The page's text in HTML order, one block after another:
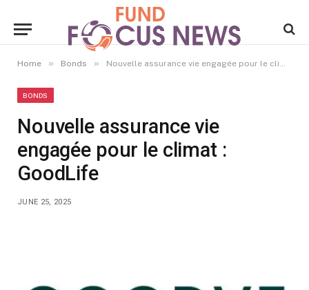
Home » Bonds » Nouvelle assurance vie engagée pour le climat : GoodLife
BONDS
Nouvelle assurance vie
engagée pour le climat :
GoodLife
JUNE 25, 2025